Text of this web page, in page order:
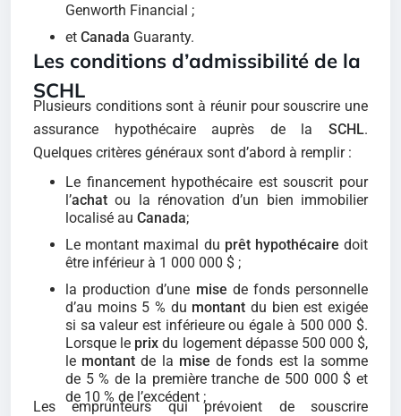
Genworth Financial ;
et Canada Guaranty.
Les conditions d’admissibilité de la
SCHL
Plusieurs conditions sont à réunir pour souscrire une
assurance hypothécaire auprès de la SCHL.
Quelques critères généraux sont d’abord à remplir :
Le financement hypothécaire est souscrit pour
l’achat ou la rénovation d’un bien immobilier
localisé au Canada;
Le montant maximal du prêt hypothécaire doit
être inférieur à 1 000 000 $ ;
la production d’une mise de fonds personnelle
d’au moins 5 % du montant du bien est exigée
si sa valeur est inférieure ou égale à 500 000 $.
Lorsque le prix du logement dépasse 500 000 $,
le montant de la mise de fonds est la somme
de 5 % de la première tranche de 500 000 $ et
de 10 % de l’excédent ;
Les emprunteurs qui prévoient de souscrire